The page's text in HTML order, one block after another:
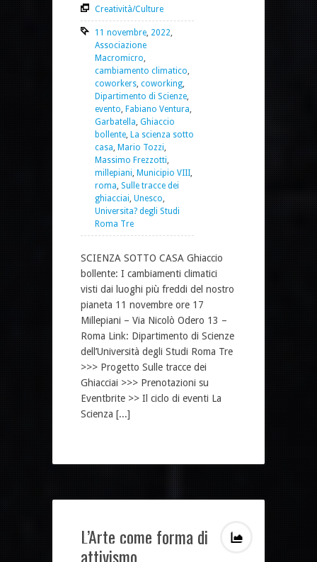
Creatività/Culture
11 novembre, 2022,
Associazione
Macromicro,
cambiamento climatico,
coworkers, coworking,
Dipartimento di Scienze,
evento, Fabiano Ventura,
Garbatella, Ghiaccio
bollente, La scienza sotto
casa, Mario Tozzi,
Massimo Frezzotti,
millepiani, Municipio VIII,
roma, Sulle tracce dei
ghiacciai, Unesco,
Universita? degli Studi
Roma Tre
SCIENZA SOTTO CASA Ghiaccio
bollente: I cambiamenti climatici
visti dai luoghi più freddi del nostro
pianeta 11 novembre ore 17
Millepiani – Via Nicolò Odero 13 –
Roma Link: Dipartimento di Scienze
dell’Università degli Studi Roma Tre
>>> Progetto Sulle tracce dei
Ghiacciai >>> Prenotazioni su
Eventbrite >> Il ciclo di eventi La
Scienza [...]
L’Arte come forma di
attivismo